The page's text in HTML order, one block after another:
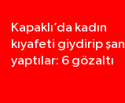
Kapaklı’da kadın
kıyafeti giydirip
yaptılar: 6 gözaltı